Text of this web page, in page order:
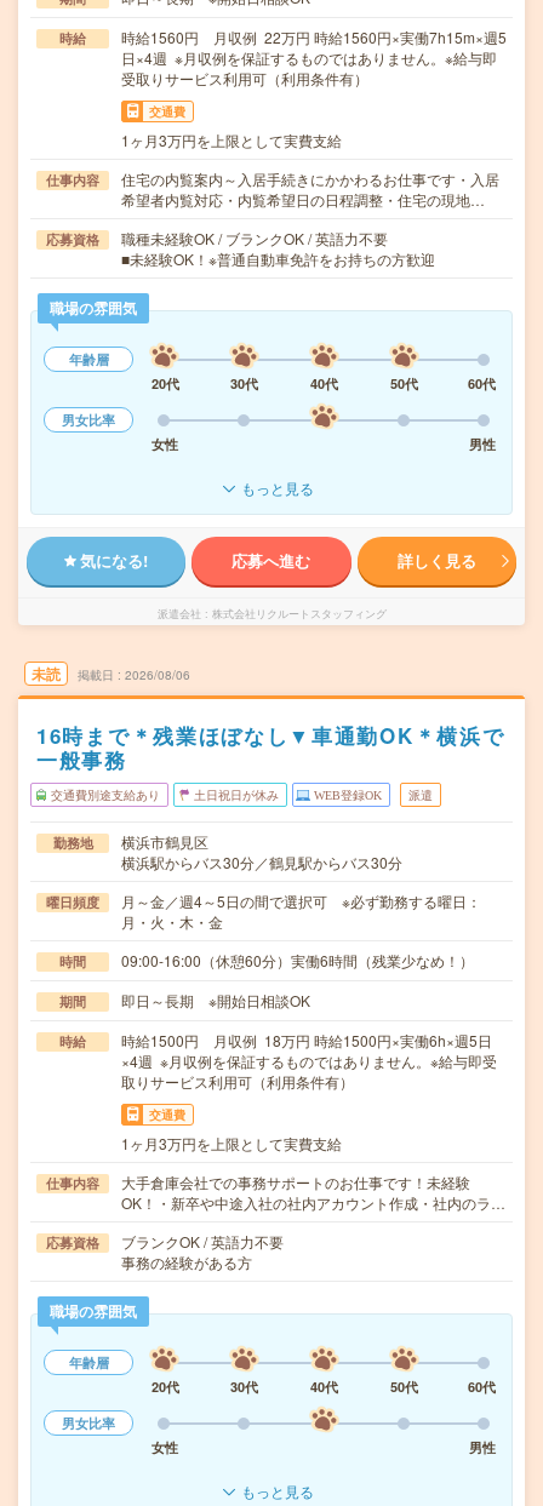
時給
時給1560円 月収例 22万円 時給1560円×実働7h15m×週5
日×4週 ※月収例を保証するものではありません。※給与即
受取りサービス利用可（利用条件有）
交通費
1ヶ月3万円を上限として実費支給
仕事内容
住宅の内覧案内～入居手続きにかかわるお仕事です・入居
希望者内覧対応・内覧希望日の日程調整・住宅の現地…
応募資格
職種未経験OK / ブランクOK / 英語力不要
■未経験OK！※普通自動車免許をお持ちの方歓迎
職場の雰囲気
年齢層
20代
30代 40代 50代
60代
男女比率
女性
男性
もっと見る
気になる! 応募へ進む 詳しく見る
派遣会社 株式会社リクルートスタッフィング
未読 掲載日 2026/08/06
16時まで＊残業ほぼなし▼車通勤OK＊横浜で
一般事務
交通費別途支給あり 土日祝日が休み WEB登録OK 派遣
勤務地
横浜市鶴見区
横浜駅からバス30分／鶴見駅からバス30分
曜日頻度
月～金／週4～5日の間で選択可 ※必ず勤務する曜日：
月・火・木・金
時間 09:00-16:00（休憩60分）実働6時間（残業少なめ！）
期間 即日～長期 ※開始日相談OK
時給
時給1500円 月収例 18万円 時給1500円×実働6h×週5日
×4週 ※月収例を保証するものではありません。※給与即受
取りサービス利用可（利用条件有）
交通費
1ヶ月3万円を上限として実費支給
仕事内容
大手倉庫会社での事務サポートのお仕事です！未経験
OK！・新卒や中途入社の社内アカウント作成・社内のラ…
応募資格
ブランクOK / 英語力不要
事務の経験がある方
職場の雰囲気
年齢層
20代
30代 40代 50代
60代
男女比率
女性
男性
もっと見る